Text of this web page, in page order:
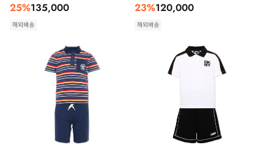
25%135,000
해외배송
23%120,000
해외배송